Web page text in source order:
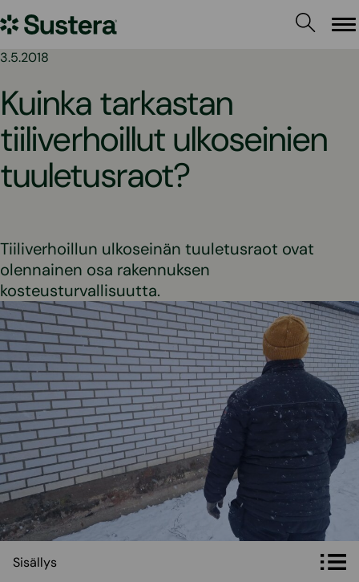
sisältöön
Sustera
3.5.2018
Kuinka tarkastan
tiiliverhoillut ulkoseinien
tuuletusraot?
Tiiliverhoillun ulkoseinän tuuletusraot ovat
olennainen osa rakennuksen
kosteusturvallisuutta.
Sisällys